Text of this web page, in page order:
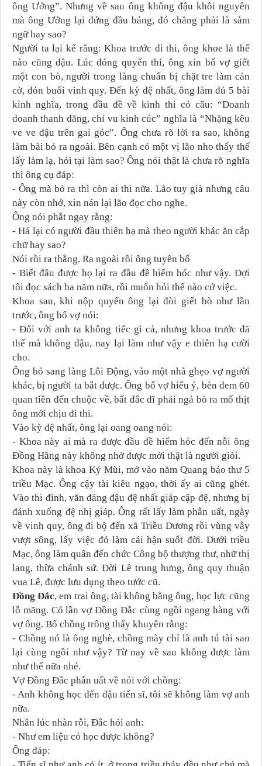
ông Ưởng”. Nhưng về sau ông không đậu khôi nguyên
mà ông Ưởng lại đứng đầu bảng, đó chẳng phải là sàm
ngữ hay sao?
Người ta lại kể rằng: Khoa trước đi thi, ông khoe là thế
nào cũng đậu. Lúc đóng quyển thi, ông xin bố vợ giết
một con bò, người trong làng chuẩn bị chặt tre làm cán
cờ, đón buổi vinh quy. Đến kỳ đệ nhất, ông làm đủ 5 bài
kinh nghĩa, trong đầu đề về kinh thi có câu: “Doanh
doanh thanh dăng, chỉ vu kinh cúc” nghĩa là “Nhặng kêu
ve ve đậu trên gai góc”. Ông chưa rõ lời ra sao, không
làm bài bỏ ra ngoài. Bên cạnh có một vị lão nho thấy thế
lấy làm lạ, hỏi tại làm sao? Ông nói thật là chưa rõ nghĩa
thì ông cụ đáp:
- Ông mà bỏ ra thì còn ai thi nữa. Lão tuy già nhưng câu
này còn nhớ, xin nán lại lão đọc cho nghe.
Ông nói phắt ngay rằng:
- Há lại có người đầu thiên hạ mà theo người khác ăn cắp
chữ hay sao?
Nói rồi ra thẳng. Ra ngoài rồi ông tuyên bố
- Biết đâu được họ lại ra đầu đề hiểm hóc như vậy. Đợi
tôi đọc sách ba năm nữa, rồi muốn hỏi thế nào cứ việc.
Khoa sau, khi nộp quyển ông lại đòi giết bò như lần
trước, ông bố vợ nói:
- Đối với anh ta không tiếc gì cả, nhưng khoa trước đã
thế mà không đậu, nay lại làm như vậy e thiên hạ cười
cho.
Ông bỏ sang làng Lôi Động, vào một nhà ghẹo vợ người
khác, bị người ta bắt được. Ông bố vợ hiểu ý, bèn đem 60
quan tiền đến chuộc về, bất đắc dĩ phải ngả bò ra mổ thịt
ông mới chịu đi thi.
Vào kỳ đệ nhất, ông lại oang oang nói:
- Khoa này ai mà ra được đầu đề hiểm hóc đến nỗi ông
Đồng Hãng này không nhớ được mới thật là người giỏi.
Khoa này là khoa Kỷ Mùi, mở vào năm Quang bảo thư 5
triều Mạc. Ông cậy tài kiêu ngạo, thời ấy ai cũng ghét.
Vào thi đình, văn đáng đậu đệ nhất giáp cập đệ, nhưng bị
đánh xuống đệ nhị giáp. Ông rất lấy làm phẫn uất, ngày
về vinh quy, ông đi bộ đến xã Triều Dương rồi vùng vẫy
vượt sông, lấy việc đó làm cái hận suốt đời. Dưới triều
Mạc, ông làm quân đến chức Công bộ thượng thư, nhữ thị
lang, thừa chánh sứ. Đời Lê trung hưng, ông quy thuận
vua Lê, được lưu dụng theo tước cũ.
Đồng Đắc, em trai ông, tài không bằng ông, học lực cũng
lỗ mãng. Có lần vợ Đồng Đắc cùng ngồi ngang hàng với
vợ ông. Bố chồng trông thấy khuyên rằng:
- Chồng nó là ông nghè, chồng mày chỉ là anh tú tài sao
lại cùng ngồi như vậy? Từ nay về sau không được làm
như thế nữa nhé.
Vợ Đồng Đắc phẫn uất về nói với chồng:
- Anh không học đến đậu tiến sĩ, tôi sẽ không làm vợ anh
nữa.
Nhân lúc nhàn rỗi, Đắc hỏi anh:
- Như em liệu có học được không?
Ông đáp: